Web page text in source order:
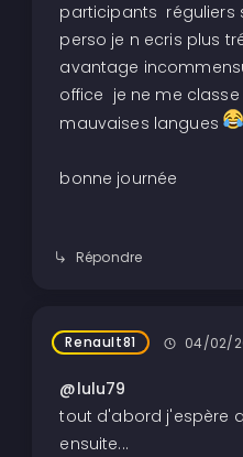
participants réguliers
perso je n ecris plus
avantage
office je ne me
mauvaises langues
bonne journée
Répondre
Renault81 04/02/
@lulu79
tout d'abord j'espère
ensuite...